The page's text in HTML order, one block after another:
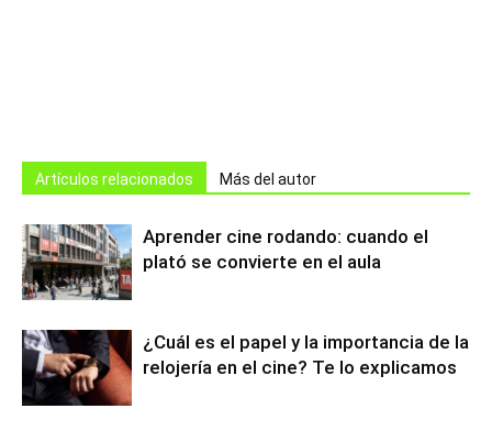
Artículos relacionados Más del autor
Aprender cine rodando: cuando el
plató se convierte en el aula
¿Cuál es el papel y la importancia de la
relojería en el cine? Te lo explicamos